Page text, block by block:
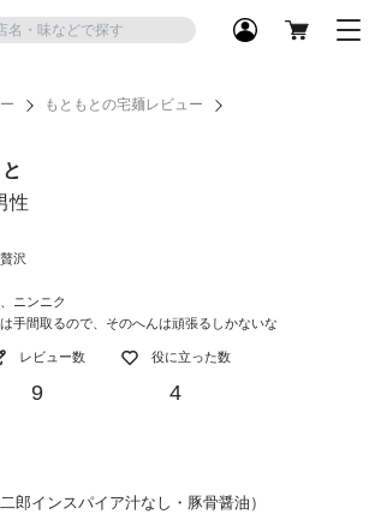
もともとの宅麺レビュー
性
沢
ニンニク
手間取るので、そのへんは頑張るしかないな
レビュー数
9
役に立った数
4
郎インスパイア汁なし・豚骨醤油）